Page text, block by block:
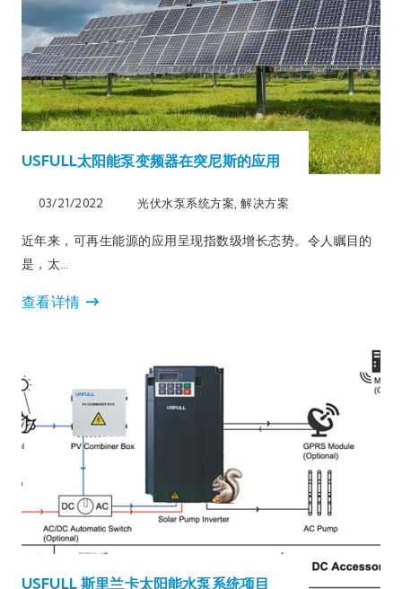
USFULL太阳能泵变频器在突尼斯的应用
03/21/2022 光伏水泵系统方案 ,解决方案
近年来，可再生能源的应用呈现指数级增长态势。令人瞩目的
是，太…
查看详情
USFULL 斯里兰卡太阳能水泵系统项目​